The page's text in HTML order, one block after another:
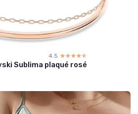
4.5 ☆☆☆☆☆
★★★★★
Sublima plaqué rosé